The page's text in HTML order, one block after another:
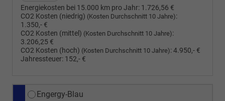
Energiekosten bei 15.000 km pro Jahr: 1.726,56 €
CO2 Kosten (niedrig) (Kosten Durchschnitt 10 Jahre):
1.350,- €
CO2 Kosten (mittel) (Kosten Durchschnitt 10 Jahre):
3.206,25 €
CO2 Kosten (hoch) (Kosten Durchschnitt 10 Jahre):4.950,- €
Jahressteuer: 152,- €
Engergy-Blau